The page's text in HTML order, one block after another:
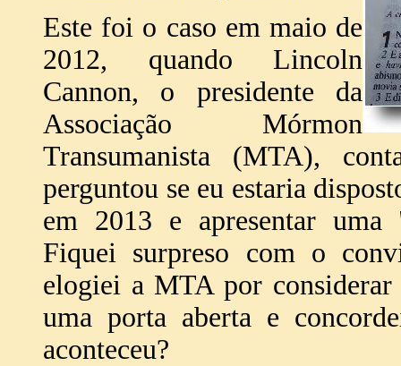
Este foi o caso em maio de
2012, quando Lincoln
Cannon, o presidente da
Associação Mórmon
Transumanista (MTA),
perguntou se eu estaria
em 2013 e apresentar uma
Fiquei surpreso com o
elogiei a MTA por
uma porta aberta e
aconteceu?